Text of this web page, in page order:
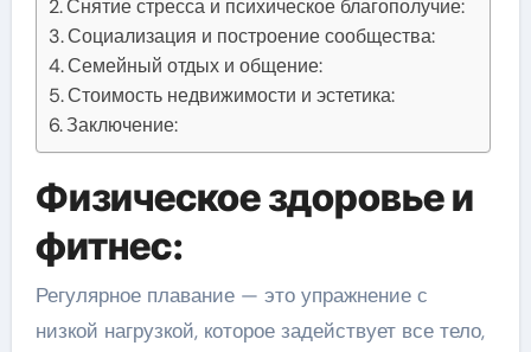
Снятие стресса и психическое благополучие:
Социализация и построение сообщества:
Семейный отдых и общение:
Стоимость недвижимости и эстетика:
Заключение:
Физическое здоровье и
фитнес:
Регулярное плавание — это упражнение с
низкой нагрузкой, которое задействует все тело,